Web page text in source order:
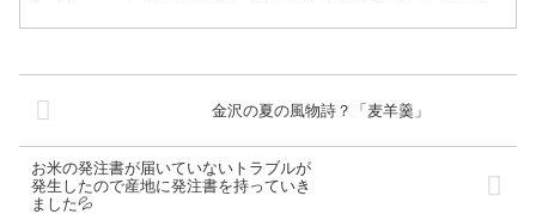
金沢の夏の風物詩？「麦羊羹」
お米の発注書が届いていないトラブルが
発生したので産地に発注書を持っていき
ました💦